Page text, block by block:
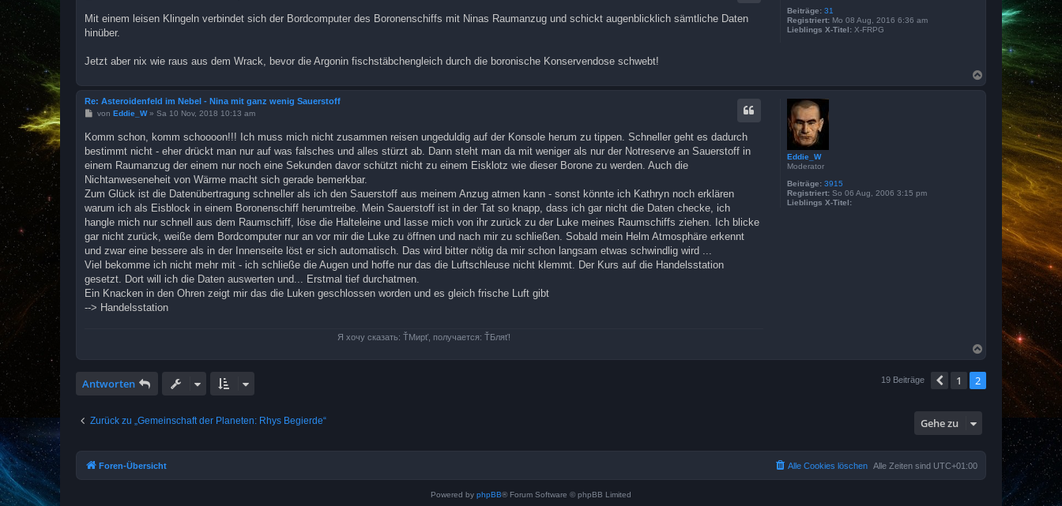
Beiträge: 31
Registriert: Mo 08 Aug, 2016 6:36 am
Lieblings X-Titel: X-FRPG
i
t
r
Mit einem leisen Klingeln verbindet sich der Bordcomputer des Boronenschiffs mit Ninas Raumanzug und schickt augenblicklich sämtliche Daten
hinüber.
Jetzt aber nix wie raus aus dem Wrack, bevor die Argonin fischstäbchengleich durch die boronische Konservendose schwebt!
a
c
Eddie_W
Moderator
Beiträge: 3915
Registriert: So 06 Aug, 2006 3:15 pm
Lieblings X-Titel:
Re: Asteroidenfeld im Nebel - Nina mit ganz wenig Sauerstoff
B
t
r
g
von Eddie_W» Sa 10 Nov, 2018 10:13 am
Komm schon, komm schoooon!!! Ich muss mich nicht zusammen reisen ungeduldig auf der Konsole herum zu tippen. Schneller geht es dadurch
bestimmt nicht - eher drückt man nur auf was falsches und alles stürzt ab. Dann steht man da mit weniger als nur der Notreserve an Sauerstoff in
einem Raumanzug der einem nur noch eine Sekunden davor schützt nicht zu einem Eisklotz wie dieser Borone zu werden. Auch die
Nichtanweseneheit von Wärme macht sich gerade bemerkbar.
Zum Glück ist die Datenübertragung schneller als ich den Sauerstoff aus meinem Anzug atmen kann - sonst könnte ich Kathryn noch erklären
warum ich als Eisblock in einem Boronenschiff herumtreibe. Mein Sauerstoff ist in der Tat so knapp, dass ich gar nicht die Daten checke, ich
hangle mich nur schnell aus dem Raumschiff, löse die Halteleine und lasse mich von ihr zurück zu der Luke meines Raumschiffs ziehen. Ich blicke
gar nicht zurück, weiße dem Bordcomputer nur an vor mir die Luke zu öffnen und nach mir zu schließen. Sobald mein Helm Atmosphäre erkennt
und zwar eine bessere als in der Innenseite löst er sich automatisch. Das wird bitter nötig da mir schon langsam etwas schwindlig wird ...
Viel bekomme ich nicht mehr mit - ich schließe die Augen und hoffe nur das die Luftschleuse nicht klemmt. Der Kurs auf die Handelsstation
gesetzt. Dort will ich die Daten auswerten und... Erstmal tief durchatmen.
Ein Knacken in den Ohren zeigt mir das die Luken geschlossen worden und es gleich frische Luft gibt
--> Handelsstation
Я хочу сказать: ŤМирť, получается: ŤБляť!
a
c
o
Antworten 19 Beiträge Vorherige
1 2
Zurück zu „Gemeinschaft der Planeten: Rhys Begierde“ Gehe zu
Foren-Übersicht Alle Zeiten sind UTC+01:00
Alle Cookies löschen
Powered by phpBB® Forum Software © phpBB Limited